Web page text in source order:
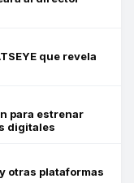
que revela
para estrenar
digitales
otras plataformas